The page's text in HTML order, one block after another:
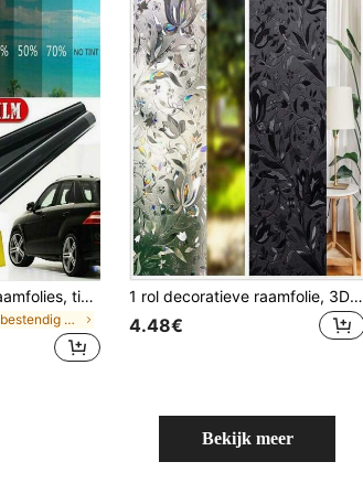
1 rol zwarte auto raamfolies, tintfolie, rol auto, huisdecoratie, raamfolie, zonwerende uv-bescherming, raamstickers, VLT 5%-70% autofolies, stickers, muurstickers, vinyl stickers voor huisdecoraties, lentedecoratie-artikelen, verfris uw huis, Rama decoratie stickers, cadeaus, verjaardag, afstuderen
in Oliebestendig Raam Films
1 rol decoratieve raamfolie, 3D-sticker van glas-in-lood, anti-UV-zonwering en hittebeheersing voor thuis, stickers, muurstickers, vinylstickers voor huisdecoraties, lentedecoratie-artikelen verfrissen uw huis, Rama-decoratiestickers
4.48€
Bekijk meer